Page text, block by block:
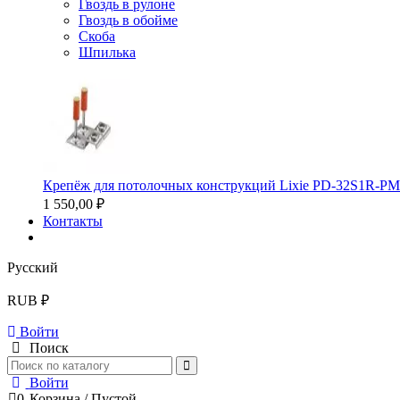
Гвоздь в рулоне
Гвоздь в обойме
Скоба
Шпилька
Крепёж для потолочных конструкций Lixie PD-32S1R-
1 550,00 ₽
Контакты
Русский
RUB ₽
Войти
Поиск
Войти